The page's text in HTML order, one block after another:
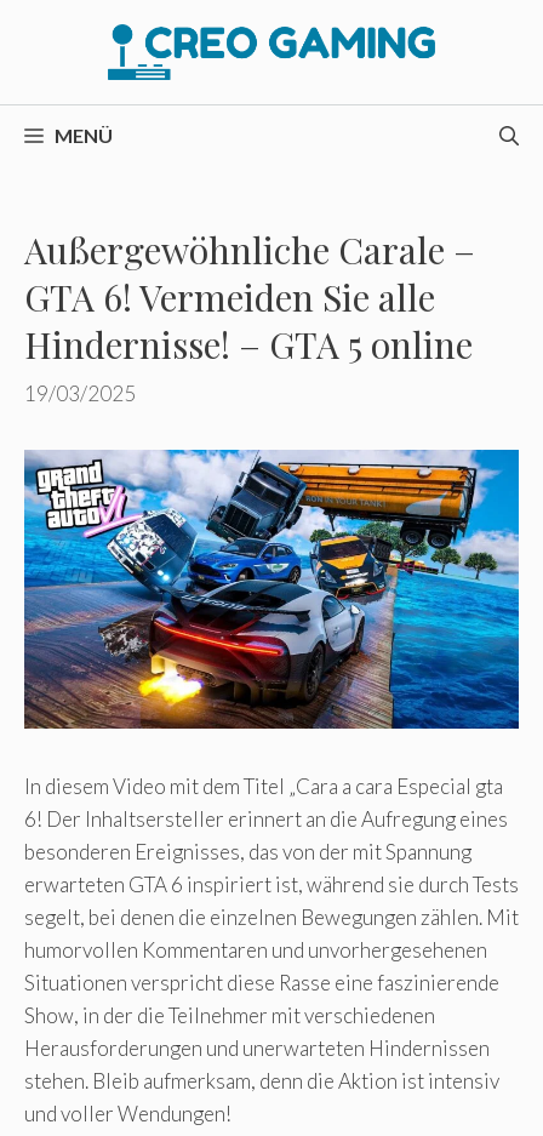
MENÜ
Außergewöhnliche Carale –
GTA 6! Vermeiden Sie alle
Hindernisse! – GTA 5 online
19/03/2025
In diesem Video mit dem Titel „Cara a cara Especial gta
6! Der Inhaltsersteller erinnert an die Aufregung eines
besonderen Ereignisses, das von der mit Spannung
erwarteten GTA 6 inspiriert ist, während sie durch Tests
segelt, bei denen die einzelnen Bewegungen zählen. Mit
humorvollen Kommentaren und unvorhergesehenen
Situationen verspricht diese Rasse eine faszinierende
Show, in der die Teilnehmer mit verschiedenen
Herausforderungen und unerwarteten Hindernissen
stehen. Bleib aufmerksam, denn die Aktion ist intensiv
und voller Wendungen!